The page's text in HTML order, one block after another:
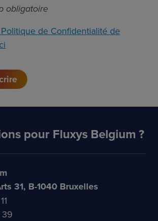
obligatoire
de Confidentialité de
pour Fluxys Belgium ?
31, B-1040 Bruxelles